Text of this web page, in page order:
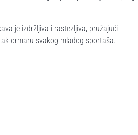
je izdržljiva i rastezljiva, pružajući
ormaru svakog mladog sportaša.